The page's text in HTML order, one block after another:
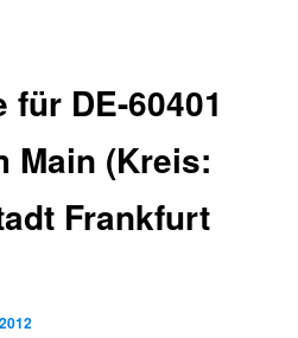
DE-60401
Main (Kreis:
Frankfurt